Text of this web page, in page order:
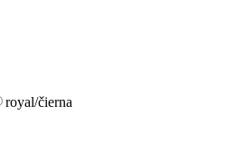
royal/čierna